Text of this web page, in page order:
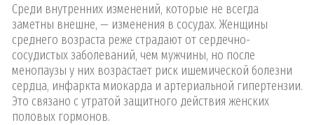
Среди внутренних изменений, которые не всегда
заметны внешне, — изменения в сосудах. Женщины
среднего возраста реже страдают от сердечно-
сосудистых заболеваний, чем мужчины, но после
менопаузы у них возрастает риск ишемической болезни
сердца, инфаркта миокарда и артериальной гипертензии.
Это связано с утратой защитного действия женских
половых гормонов.